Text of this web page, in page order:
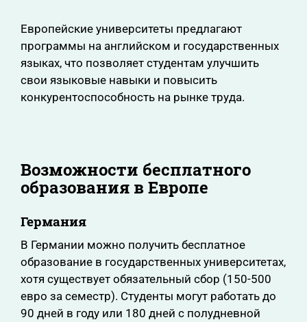
Европейские университеты предлагают
программы на английском и государственных
языках, что позволяет студентам улучшить
свои языковые навыки и повысить
конкурентоспособность на рынке труда.
Возможности бесплатного
образования в Европе
Германия
В Германии можно получить бесплатное
образование в государственных университетах,
хотя существует обязательный сбор (150-500
евро за семестр). Студенты могут работать до
90 дней в году или 180 дней с полудневной